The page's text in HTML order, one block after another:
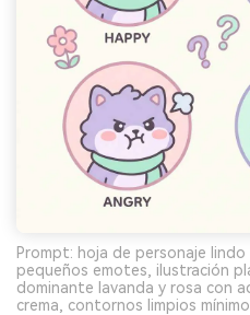
Prompt: hoja de personaje
pequeños emotes, ilustración
dominante lavanda y rosa con
crema, contornos limpios